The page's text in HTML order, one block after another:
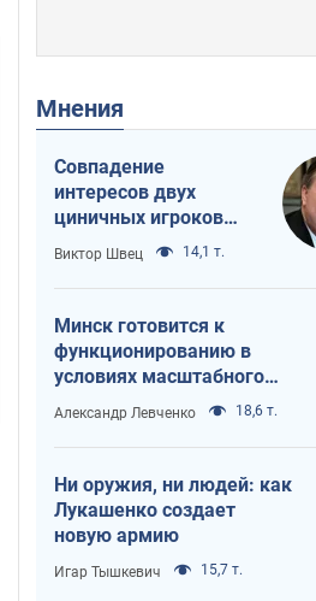
Мнения
Совпадение
интересов двух
циничных игроков
или тайный план
Трампа и Путина?
Виктор Швец 14,1 т.
Минск готовится к
функционированию в
условиях масштабного
военного кризиса
Александр Левченко 18,6 т.
Ни оружия, ни людей: как
Лукашенко создает
новую армию
Игар Тышкевич 15,7 т.